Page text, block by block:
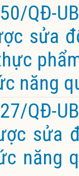
QĐ-
sửa
năng
QĐ-
sửa
năng